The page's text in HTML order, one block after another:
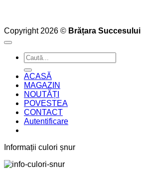
Copyright 2026 © Brățara Succesului
Caută
după:
ACASĂ
MAGAZIN
NOUTĂȚI
POVESTEA
CONTACT
Autentificare
Informații culori șnur